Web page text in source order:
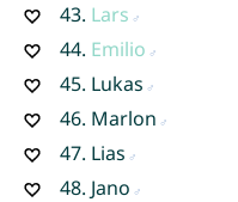
43. Lars
44. Emilio
45. Lukas
46. Marlon
47. Lias
48. Jano